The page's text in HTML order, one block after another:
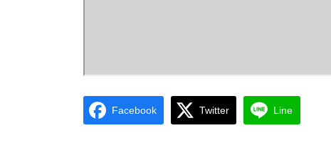
Facebook Twitter Line